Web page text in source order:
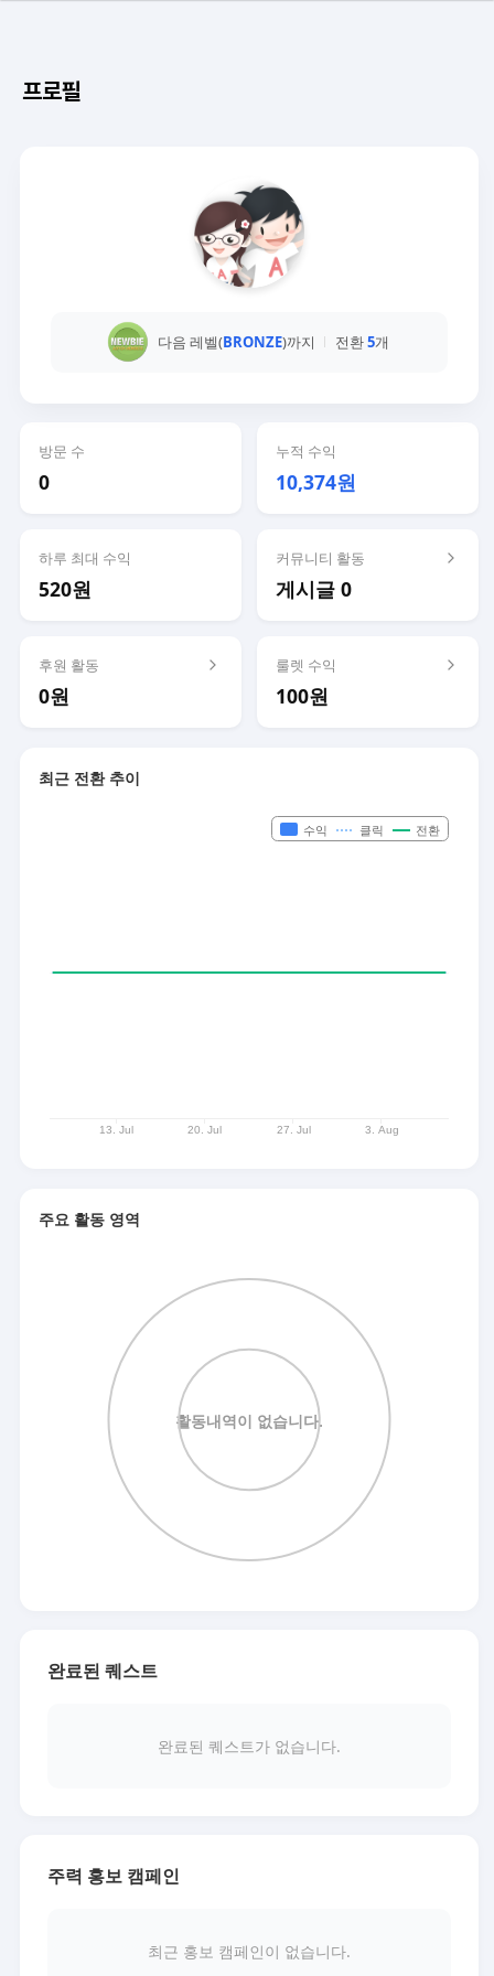
프로필
다음 레벨(BRONZE)까지 전환5개
방문 수
0
누적 수익
10,374원
하루 최대 수익
520원
커뮤니티 활동
게시글 0
후원 활동
0원
룰렛 수익
100원
최근 전환 추이
주요 활동 영역
완료된 퀘스트
완료된 퀘스트가 없습니다.
주력 홍보 캠페인
최근 홍보 캠페인이 없습니다.